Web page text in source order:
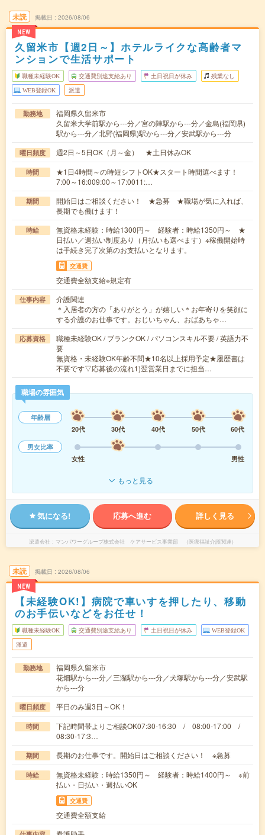
未読
NEW
掲載日 2026/08/06
久留米市【週2日～】ホテルライクな高齢者マ
ンションで生活サポート
職種未経験OK 交通費別途支給あり 土日祝日が休み 残業なし
WEB登録OK 派遣
勤務地
福岡県久留米市
久留米大学前駅から---分／宮の陣駅から---分／金島(福岡県)
駅から---分／北野(福岡県)駅から---分／安武駅から---分
曜日頻度 週2日～5日OK（月～金） ★土日休みOK
時間
★1日4時間～の時短シフトOK★スタート時間選べます！
7:00～16:009:00～17:0011:…
期間
開始日はご相談ください！ ★急募 ★職場が気に入れば、
長期でも働けます！
時給
無資格未経験：時給1300円～ 経験者：時給1350円～ ★
日払い／週払い制度あり（月払いも選べます）※稼働開始時
は手続き完了次第のお支払いとなります。
交通費
交通費全額支給※規定有
仕事内容
介護関連
＊入居者の方の「ありがとう」が嬉しい＊お年寄りを笑顔に
する介護のお仕事です。おじいちゃん、おばあちゃ…
応募資格
職種未経験OK / ブランクOK / パソコンスキル不要 / 英語力不
要
無資格・未経験OK年齢不問★10名以上採用予定★履歴書は
不要です▽応募後の流れ1)翌営業日までに担当…
職場の雰囲気
年齢層
20代
30代 40代 50代
60代
男女比率
女性
男性
もっと見る
気になる! 応募へ進む 詳しく見る
派遣会社 マンパワーグループ株式会社 ケアサービス事業部 （医療福祉介護関連）
未読
NEW
掲載日 2026/08/06
【未経験OK!】病院で車いすを押したり、移動
のお手伝いなどをお任せ！
職種未経験OK 交通費別途支給あり 土日祝日が休み WEB登録OK
派遣
勤務地
福岡県久留米市
花畑駅から---分／三潴駅から---分／犬塚駅から---分／安武駅
から---分
曜日頻度 平日のみ週3日～OK！
時間
下記時間帯よりご相談OK07:30-16:30 / 08:00-17:00 /
08:30-17:3…
期間 長期のお仕事です。開始日はご相談ください！ ※急募
時給
無資格未経験：時給1350円～ 経験者：時給1400円～ ※前
払い・日払い・週払いOK
交通費
交通費全額支給